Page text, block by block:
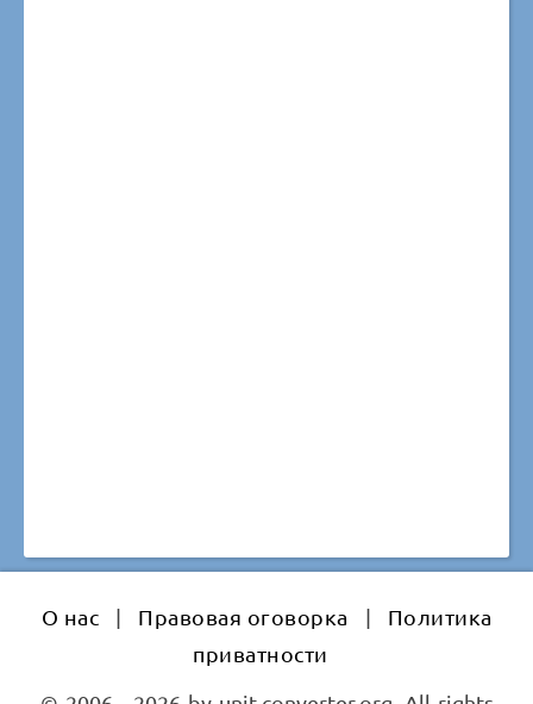
О нас | Правовая оговорка |
Политика
приватности